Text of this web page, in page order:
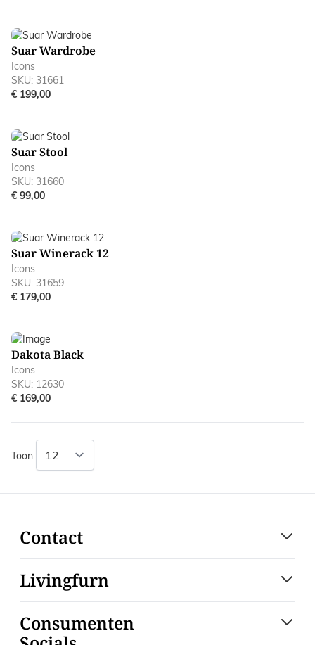
Suar Wardrobe
Icons
SKU: 31661
€ 199,00
Suar Stool
Icons
SKU: 31660
€ 99,00
Suar Winerack 12
Icons
SKU: 31659
€ 179,00
Dakota Black
Icons
SKU: 12630
€ 169,00
Toon
Contact
Livingfurn
Consumenten